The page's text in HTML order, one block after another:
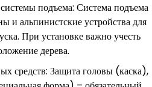
подъема: Система подъема
и альпинистские устройства для
При установке важно учесть
дерева.
средств: Защита головы (каска),